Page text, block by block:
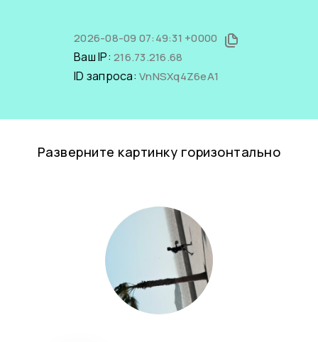
2026-08-09 07:49:31 +0000
Ваш IP: 216.73.216.68
ID запроса: VnNSXq4Z6eA1
Разверните картинку горизонтально